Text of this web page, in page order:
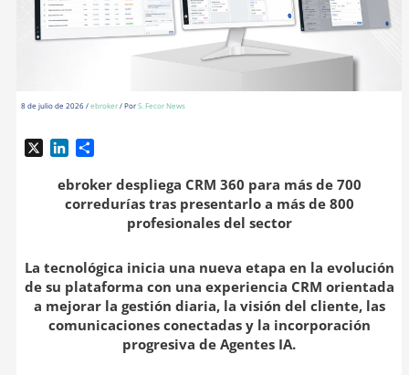
8 de julio de 2026/ebroker/ PorS. Fecor News
n
k
n
m
p
i
r
ebroker despliega CRM 360 para más de 700
corredurías tras presentarlo a más de 800
profesionales del sector
La tecnológica inicia una nueva etapa en la evolución
de su plataforma con una experiencia CRM orientada
a mejorar la gestión diaria, la visión del cliente, las
comunicaciones conectadas y la incorporación
progresiva de Agentes IA.